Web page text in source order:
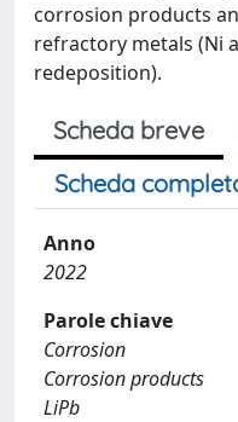
corrosion products
refractory metals (Ni
redeposition).
Scheda breve
Scheda
Anno
2022
Parole chiave
Corrosion
Corrosion products
LiPb